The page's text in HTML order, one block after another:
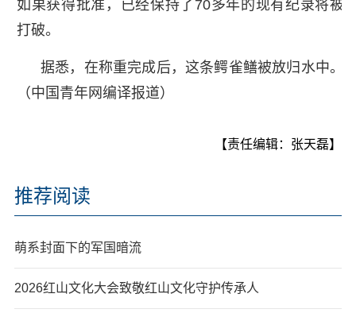
如果获得批准，已经保持了70多年的现有纪录将被
打破。
据悉，在称重完成后，这条鳄雀鳝被放归水中。
（中国青年网编译报道）
【责任编辑：张天磊】
推荐阅读
萌系封面下的军国暗流
2026红山文化大会致敬红山文化守护传承人